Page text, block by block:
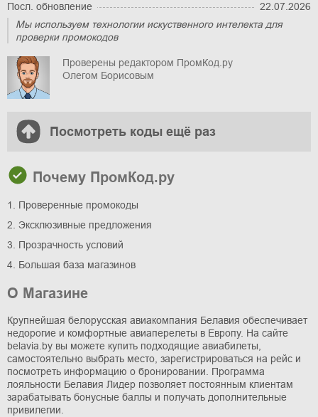
Посл. обновление
22.07.2026
Мы используем технологии искуственного интелекта для
проверки промокодов
Проверены редактором ПромКод.ру
Олегом Борисовым
Посмотреть коды ещё раз
Почему ПромКод.ру
1. Проверенные промокоды
2. Эксклюзивные предложения
3. Прозрачность условий
4. Большая база магазинов
О Магазине
Крупнейшая белорусская авиакомпания Белавия обеспечивает
недорогие и комфортные авиаперелеты в Европу. На сайте
belavia.by вы можете купить подходящие авиабилеты,
самостоятельно выбрать место, зарегистрироваться на рейс и
посмотреть информацию о бронировании. Программа
лояльности Белавия Лидер позволяет постоянным клиентам
зарабатывать бонусные баллы и получать дополнительные
привилегии.